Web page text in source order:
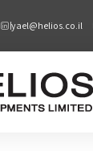
yael@helios.co.il